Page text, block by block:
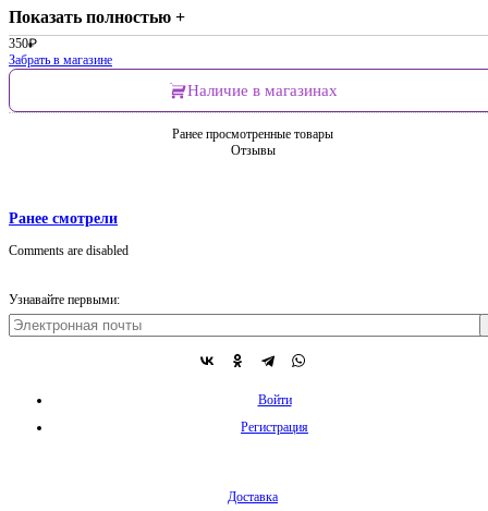
Показать полностью +
350₽
Забрать в магазине
Наличие в магазинах
Ранее просмотренные товары
Отзывы
Ранее смотрели
Comments are disabled
Узнавайте первыми:
Войти
Регистрация
Доставка